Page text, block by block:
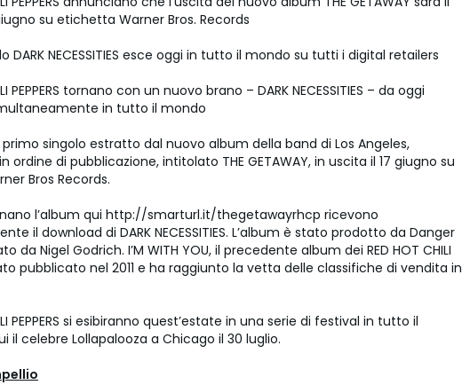
su etichetta Warner Bros. Records
DARK NECESSITIES esce oggi in tutto il mondo su tutti i digital retailers
PEPPERS tornano con un nuovo brano – DARK NECESSITIES – da oggi
in tutto il mondo
singolo estratto dal nuovo album della band di Los Angeles,
ordine di pubblicazione, intitolato THE GETAWAY, in uscita il 17 giugno su
Bros Records.
l’album qui http://smarturl.it/thegetawayrhcp ricevono
il download di DARK NECESSITIES. L’album è stato prodotto da Danger
da Nigel Godrich. I’M WITH YOU, il precedente album dei RED HOT CHILI
pubblicato nel 2011 e ha raggiunto la vetta delle classifiche di vendita in
PEPPERS si esibiranno quest’estate in una serie di festival in tutto il
il celebre Lollapalooza a Chicago il 30 luglio.